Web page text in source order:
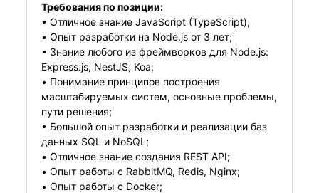
Требования по позиции:
• Отличное знание JavaScript (TypeScript);
• Опыт разработки на Node.js от 3 лет;
• Знание любого из фреймворков для Node.js:
Express.js, NestJS, Koa;
• Понимание принципов построения
масштабируемых систем, основные проблемы,
пути решения;
• Большой опыт разработки и реализации баз
данных SQL и NoSQL;
• Отличное знание создания REST API;
• Опыт работы с RabbitMQ, Redis, Nginx;
• Опыт работы с Docker;